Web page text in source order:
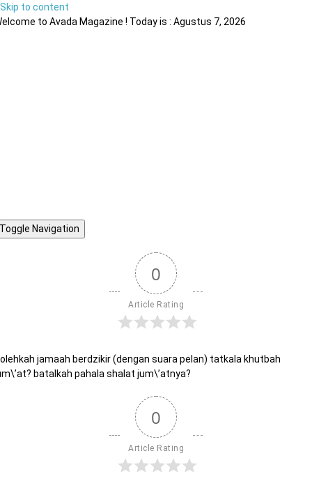
Skip to content
to Avada Magazine ! Today is : Agustus 7, 2026
Toggle Navigation
0
Article Rating
jamaah berdzikir (dengan suara pelan) tatkala khutbah
batalkah pahala shalat jum\’atnya?
0
Article Rating